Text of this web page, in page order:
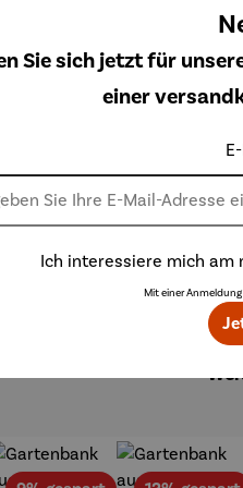
unentbehrlichen
und lässt sich
und behält
können leichte
Sie sich jetzt für
einer
Ich interessiere mich am
Mit einer